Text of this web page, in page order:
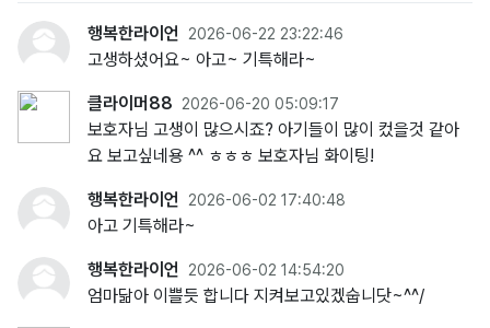
행복한라이언 2026-06-22 23:22:46
고생하셨어요~ 아고~ 기특해라~
클라이머88 2026-06-20 05:09:17
보호자님 고생이 많으시죠? 아기들이 많이 컸을것 같아
요 보고싶네용 ^^ ㅎㅎㅎ 보호자님 화이팅!
행복한라이언 2026-06-02 17:40:48
아고 기특해라~
행복한라이언 2026-06-02 14:54:20
엄마닮아 이쁠듯 합니다 지켜보고있겠숩니닷~^^/